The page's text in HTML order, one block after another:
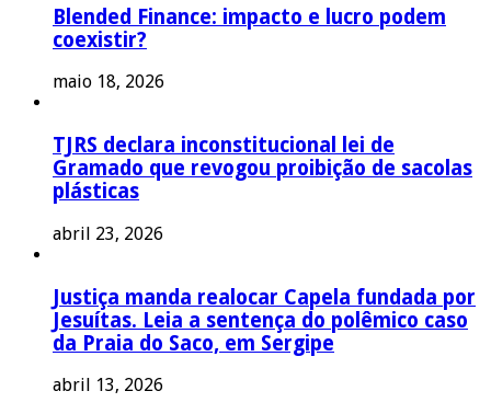
Blended Finance: impacto e lucro podem
coexistir?
maio 18, 2026
TJRS declara inconstitucional lei de
Gramado que revogou proibição de sacolas
plásticas
abril 23, 2026
Justiça manda realocar Capela fundada por
Jesuítas. Leia a sentença do polêmico caso
da Praia do Saco, em Sergipe
abril 13, 2026